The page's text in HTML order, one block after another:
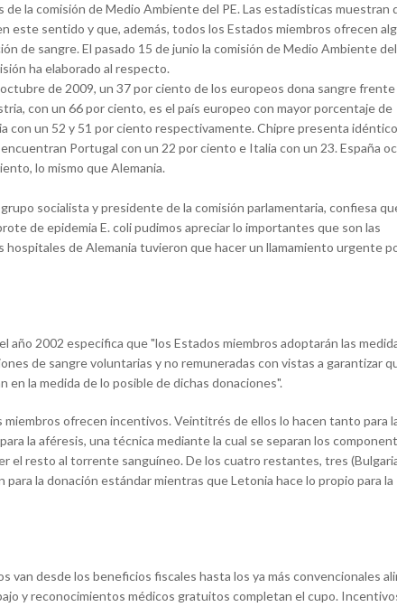
la comisión de Medio Ambiente del PE. Las estadísticas muestran
este sentido y que, además, todos los Estados miembros ofrecen
de sangre. El pasado 15 de junio la comisión de Medio Ambiente del
ha elaborado al respecto.
de 2009, un 37 por ciento de los europeos dona sangre frente
con un 66 por ciento, es el país europeo con mayor porcentaje de
con un 52 y 51 por ciento respectivamente. Chipre presenta idéntico
Portugal con un 22 por ciento e Italia con un 23. España
lo mismo que Alemania.
socialista y presidente de la comisión parlamentaria, confiesa
de epidemia E. coli pudimos apreciar lo importantes que son las
hospitales de Alemania tuvieron que hacer un llamamiento urgente
año 2002 especifica que "los Estados miembros adoptarán las
de sangre voluntarias y no remuneradas con vistas a garantizar
en la medida de lo posible de dichas donaciones".
ofrecen incentivos. Veintitrés de ellos lo hacen tanto para
la aféresis, una técnica mediante la cual se separan los
el resto al torrente sanguíneo. De los cuatro restantes, tres
para la donación estándar mientras que Letonia hace lo propio para la
van desde los beneficios fiscales hasta los ya más convencionales
y reconocimientos médicos gratuitos completan el cupo.